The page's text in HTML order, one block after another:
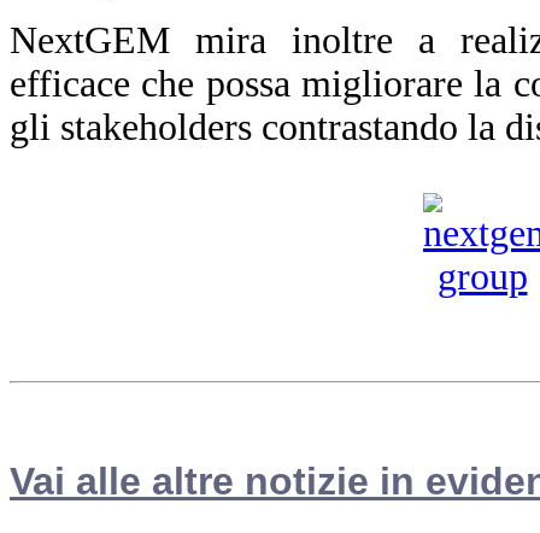
NextGEM mira inoltre a
efficace che possa migliorare la
gli stakeholders contrastando la
Vai alle altre notizie in